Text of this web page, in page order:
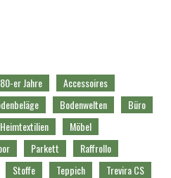
80-er Jahre
Accessoires
Bodenwelten
Büro
Heimtextilien
Möbel
Parkett
Raffrollo
Stoffe Teppich
Trevira CS